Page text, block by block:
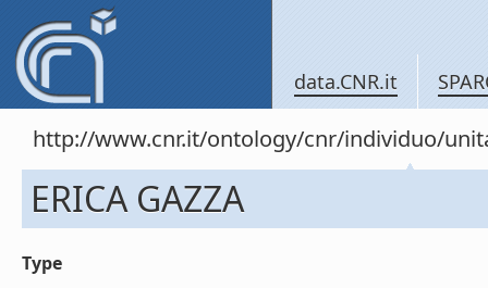
data.CNR.it
http://www.cnr.it/ontology/cnr/individuo/
ERICA GAZZA
Type